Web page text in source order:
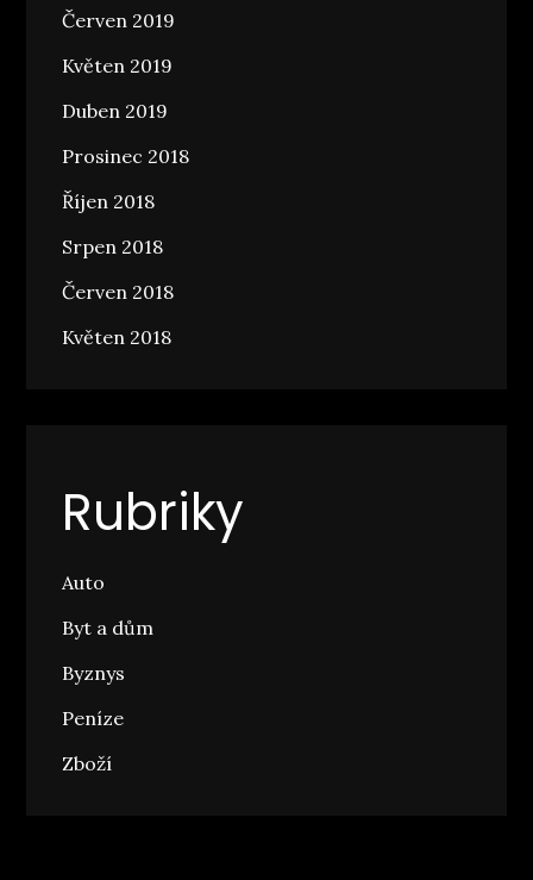
Červen 2019
Květen 2019
Duben 2019
Prosinec 2018
Říjen 2018
Srpen 2018
Červen 2018
Květen 2018
Rubriky
Auto
Byt a dům
Byznys
Peníze
Zboží